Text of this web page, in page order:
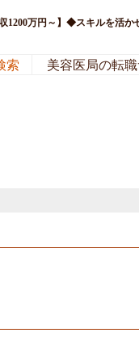
1200万円～】◆スキルを活
索 美容医局の転